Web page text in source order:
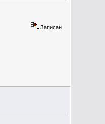
Записан